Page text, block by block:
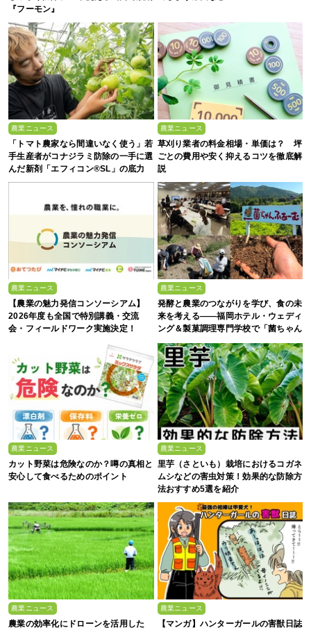
『フーモン』
農業ニュース
「トマト農家なら間違いなく使う」若
手生産者がコナジラミ防除の一手に選
んだ新剤「エフィコン®SL」の底力
農業ニュース
草刈り業者の料金相場・単価は？ 坪
ごとの費用や安く抑えるコツを徹底解
説
農業ニュース
【農業の魅力発信コンソーシアム】
2026年度も全国で特別講義・交流
会・フィールドワーク実施決定！
農業ニュース
発酵と農業のつながりを学び、食の未
来を考える――福岡ホテル・ウェディ
ング＆製菓調理専門学校で「菌ちゃん
ト】
農業ニュース
カット野菜は危険なのか？噂の真相と
安心して食べるためのポイント
農業ニュース
里芋（さといも）栽培におけるコガネ
ムシなどの害虫対策！効果的な防除方
法おすすめ5選を紹介
農業ニュース
農業の効率化にドローンを活用した
農業ニュース
【マンガ】ハンターガールの害獣日誌